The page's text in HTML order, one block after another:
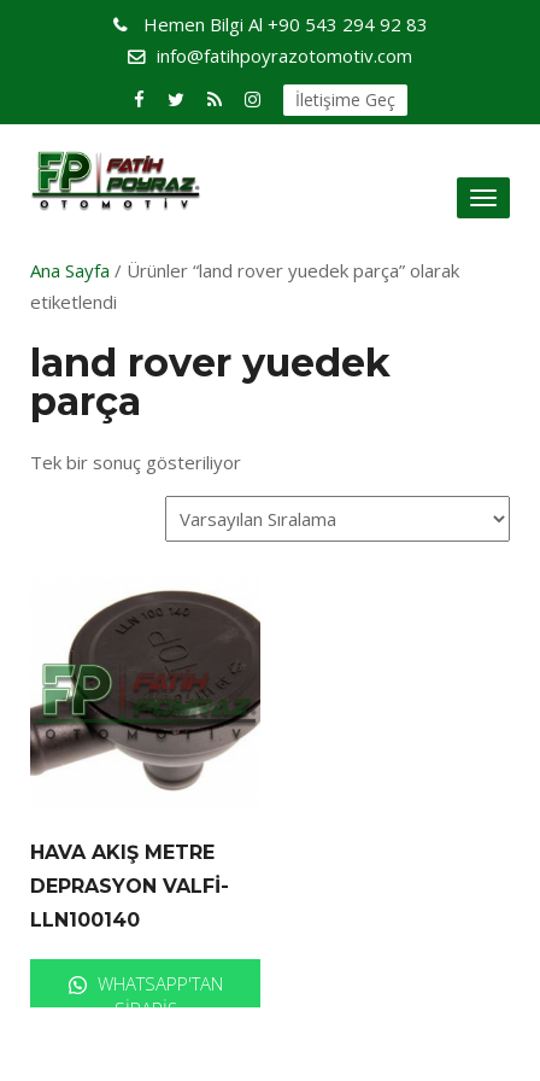
Hemen Bilgi Al +90 543 294 92 83
info@fatihpoyrazotomotiv.com
İletişime Geç
Toggle
Ana Sayfa / Ürünler “land rover yuedek parça” olarak
etiketlendi
land rover yuedek
parça
Tek bir sonuç gösteriliyor
HAVA AKIŞ METRE
DEPRASYON VALFİ-
LLN100140
WHATSAPP'TAN
SIPARIŞ